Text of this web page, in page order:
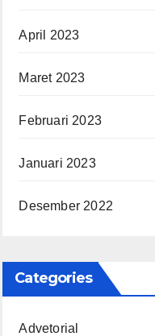
April 2023
Maret 2023
Februari 2023
Januari 2023
Desember 2022
Categories
Advetorial